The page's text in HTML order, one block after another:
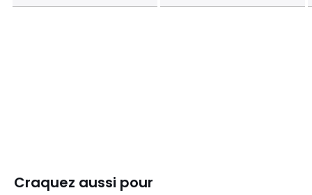
Craquez aussi pour